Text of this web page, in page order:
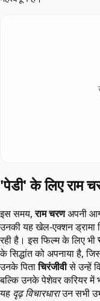
'पेडी' के लिए राम
इस समय,राम चरणअपनी
उनकी यह खेल-एक्शन ड्रामा
रही है। इस फिल्म के लिए भी
के सिद्धांत को अपनाया है,
उनके पिताचिरंजीवीसे उन्हें
बल्कि उनके पेशेवर करियर में
यह दृढ़ विचारधाराउन सभी